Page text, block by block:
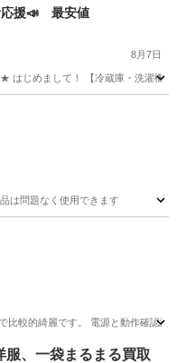
援📣 最安値
8月7日
じめまして！ 【冷蔵庫・洗濯機セ
は問題なく使用できます
比較的綺麗です。 電源と動作確認
服、一袋まるまる買取